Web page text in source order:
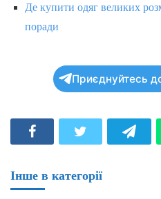
Де купити одяг великих
поради
Приєднуйтесь
Інше в категорії